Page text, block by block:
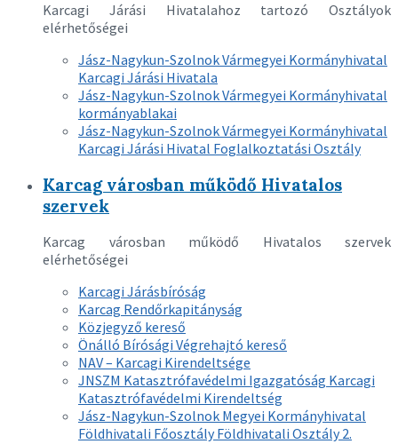
Karcagi Járási Hivatalahoz tartozó Osztályok
elérhetőségei
Jász-Nagykun-Szolnok Vármegyei Kormányhivatal
Karcagi Járási Hivatala
Jász-Nagykun-Szolnok Vármegyei Kormányhivatal
kormányablakai
Jász-Nagykun-Szolnok Vármegyei Kormányhivatal
Karcagi Járási Hivatal Foglalkoztatási Osztály
Karcag városban működő Hivatalos
szervek
Karcag városban működő Hivatalos szervek
elérhetőségei
Karcagi Járásbíróság
Karcag Rendőrkapitányság
Közjegyző kereső
Önálló Bírósági Végrehajtó kereső
NAV – Karcagi Kirendeltsége
JNSZM Katasztrófavédelmi Igazgatóság Karcagi
Katasztrófavédelmi Kirendeltség
Jász-Nagykun-Szolnok Megyei Kormányhivatal
Földhivatali Főosztály Földhivatali Osztály 2.